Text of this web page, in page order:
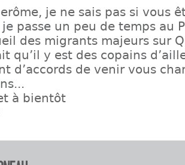
je ne sais pas si vous
je passe un peu de temps au
des migrants majeurs sur
qu’il y est des copains
d’accords de venir vous
à bientôt